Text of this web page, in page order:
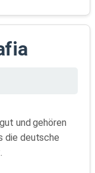
und gehören
die deutsche